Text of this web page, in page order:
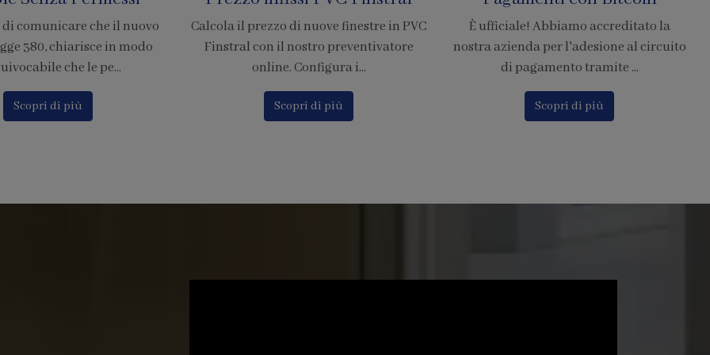
di nuove finestre in PVC
il nostro preventivatore
Configura i...
Scopri di più
È ufficiale! Abbiamo accreditato la
nostra azienda per l'adesione al circuito
di pagamento tramite ...
Scopri di più
Resistenti di Grandi
Dimensioni
La zanzariera SharkNet introduce
innovazione risolvendo i principali
problemi delle comuni zanzarier...